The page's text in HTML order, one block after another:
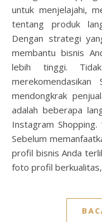
untuk menjelajahi,
tentang produk
Dengan strategi
membantu bisnis
lebih tinggi.
mendongkrak
adalah beberapa
Instagram
Sebelum
profil bisnis Anda
foto profil